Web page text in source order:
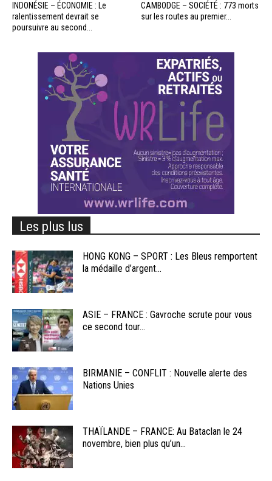
INDONÉSIE – ÉCONOMIE : Le
ralentissement devrait se
poursuivre au second...
CAMBODGE – SOCIÉTÉ : 773 morts
sur les routes au premier...
Les plus lus
HONG KONG – SPORT : Les Bleus remportent
la médaille d’argent...
ASIE – FRANCE : Gavroche scrute pour vous
ce second tour...
BIRMANIE – CONFLIT : Nouvelle alerte des
Nations Unies
THAÏLANDE – FRANCE: Au Bataclan le 24
novembre, bien plus qu’un...